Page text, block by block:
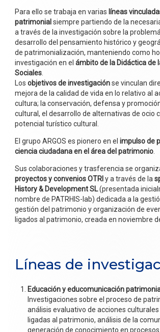
Para ello se trabaja en varias líneas
patrimonial siempre partiendo de la
a través de la investigación sobre la
desarrollo del pensamiento histórico y
de patrimonialización, manteniendo como
investigación en el ámbito de la Didáctica de
Sociales
Los objetivos de investigaciónse vinculan
mejora de la calidad de vida en lo relativo al
cultura; la conservación, defensa y
cultural, el desarrollo de alternativas de ocio
potencial turístico cultural.
El grupo ARGOS es pionero en el impulso de
ciencia ciudadana en el área del patrimonio
Sus colaboraciones y trasferencia se
proyectos y convenios OTRI y a través de la
History& Development SL(presentada
nombre de PATRHIS-lab) dedicada a la
gestión del patrimonio y organización de
ligados al patrimonio, creada en noviembre
Líneas de
Educación y educomunicación
Investigaciones sobre el proceso de
análisis evaluativo de acciones
ligadas al patrimonio, análisis de la
generación de conocimiento en procesos